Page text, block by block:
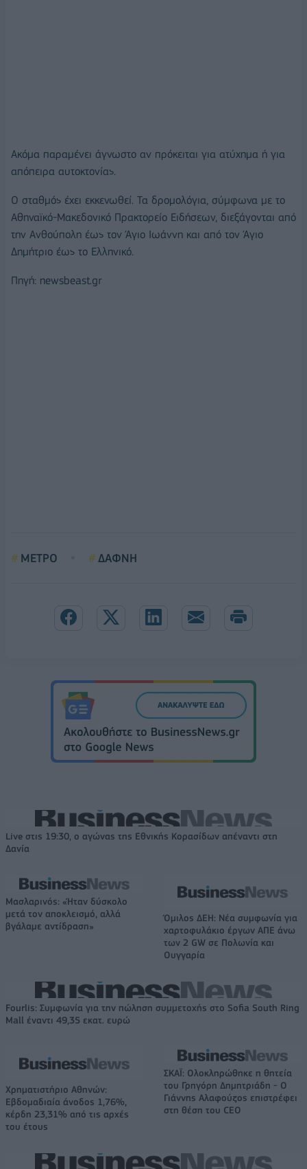
Ακόμα παραμένει άγνωστο αν πρόκειται για ατύχημα ή για
απόπειρα αυτοκτονίας.
Ο σταθμός έχει εκκενωθεί. Τα δρομολόγια, σύμφωνα με το
Αθηναϊκό-Μακεδονικό Πρακτορείο Ειδήσεων, διεξάγονται από
την Ανθούπολη έως τον Άγιο Ιωάννη και από τον Άγιο
Δημήτριο έως το Ελληνικό.
Πηγή: newsbeast.gr
ΜΕΤΡΟ ΔΑΦΝΗ
Live στις 19:30, ο αγώνας της Εθνικής Κορασίδων απέναντι στη
Δανία
Μασλαρινός: «Ήταν δύσκολο
μετά τον αποκλεισμό, αλλά
βγάλαμε αντίδραση»
Όμιλος ΔΕΗ: Νέα συμφωνία για
χαρτοφυλάκιο έργων ΑΠΕ άνω
των 2 GW σε Πολωνία και
Ουγγαρία
Fourlis: Συμφωνία για την πώληση συμμετοχής στο Sofia South Ring
Mall έναντι 49,35 εκατ. ευρώ
Χρηματιστήριο Αθηνών:
Εβδομαδιαία άνοδος 1,76%,
κέρδη 23,31% από τις αρχές
του έτους
ΣΚΑΪ: Ολοκληρώθηκε η θητεία
του Γρηγόρη Δημητριάδη - Ο
Γιάννης Αλαφούζος επιστρέφει
στη θέση του CEO